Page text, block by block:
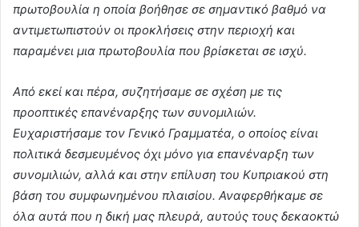
πρωτοβουλία η οποία βοήθησε σε σημαντικό βαθμό να
αντιμετωπιστούν οι προκλήσεις στην περιοχή και
παραμένει μια πρωτοβουλία που βρίσκεται σε ισχύ.
Από εκεί και πέρα, συζητήσαμε σε σχέση με τις
προοπτικές επανέναρξης των συνομιλιών.
Ευχαριστήσαμε τον Γενικό Γραμματέα, ο οποίος είναι
πολιτικά δεσμευμένος όχι μόνο για επανέναρξη των
συνομιλιών, αλλά και στην επίλυση του Κυπριακού στη
βάση του συμφωνημένου πλαισίου. Αναφερθήκαμε σε
όλα αυτά που η δική μας πλευρά, αυτούς τους δεκαοκτώ